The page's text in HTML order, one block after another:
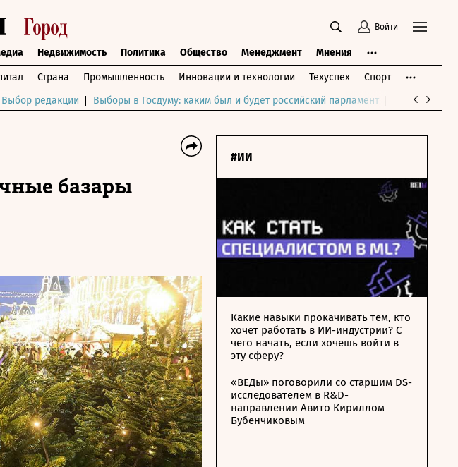
Войти
Недвижимость Политика Общество Менеджмент Мнения
Страна Промышленность Инновации и технологии Техуспех Спорт
Выбор редакции Выборы в Госдуму: каким был и будет российский парламент Война на
базары
#ИИ
Какие навыки прокачивать тем, кто
хочет работать в ИИ-индустрии? С
чего начать, если хочешь войти в
эту сферу?
«ВЕДы» поговорили со старшим DS-
исследователем в R&D-
направлении Авито Кириллом
Бубенчиковым